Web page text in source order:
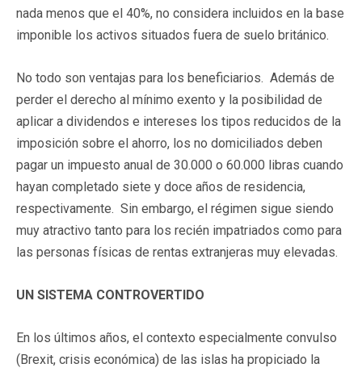
nada menos que el 40%, no considera incluidos en la base
imponible los activos situados fuera de suelo británico.
No todo son ventajas para los beneficiarios. Además de
perder el derecho al mínimo exento y la posibilidad de
aplicar a dividendos e intereses los tipos reducidos de la
imposición sobre el ahorro, los no domiciliados deben
pagar un impuesto anual de 30.000 o 60.000 libras cuando
hayan completado siete y doce años de residencia,
respectivamente. Sin embargo, el régimen sigue siendo
muy atractivo tanto para los recién impatriados como para
las personas físicas de rentas extranjeras muy elevadas.
UN SISTEMA CONTROVERTIDO
En los últimos años, el contexto especialmente convulso
(Brexit, crisis económica) de las islas ha propiciado la